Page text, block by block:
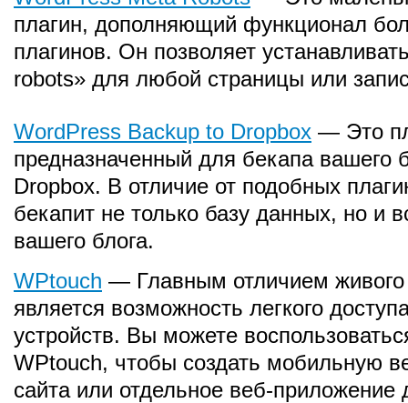
плагин, дополняющий функционал
плагинов. Он позволяет
robots» для любой страницы или
WordPress Backup to Dropbox — Это
предназначенный для бекапа вашего
Dropbox. В отличие от подобных
бекапит не только базу данных, но и
вашего блога.
WPtouch — Главным отличием
является возможность легкого
устройств. Вы можете
WPtouch, чтобы создать мобильную
сайта или отдельное веб-приложение